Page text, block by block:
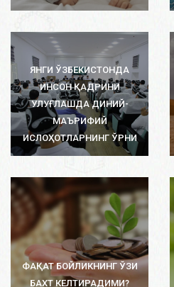
ЯНГИ ЎЗБЕКИСТОНДА
ИНСОН ҚАДРИНИ
УЛУҒЛАШДА ДИНИЙ-
МАЪРИФИЙ
ИСЛОҲОТЛАРНИНГ ЎРНИ
ФАҚАТ БОЙЛИКНИНГ ЎЗИ
БАХТ КЕЛТИРАДИМИ?